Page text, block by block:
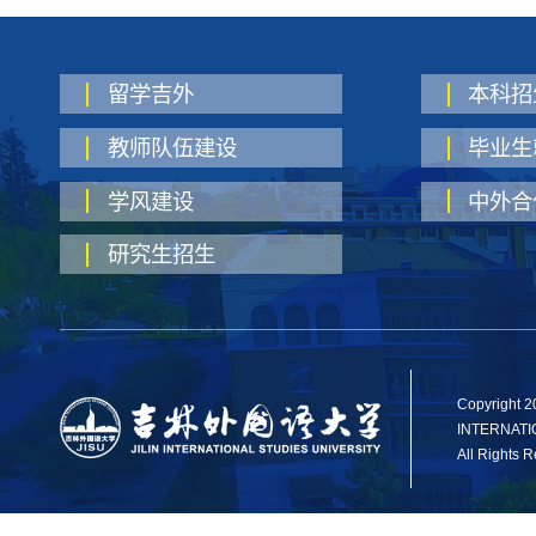
留学吉外 本科
教师队伍建设 毕业
学风建设 中外
研究生招生
Copyright
All Rights